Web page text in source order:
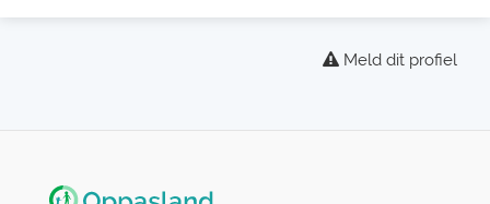
Meld dit profiel